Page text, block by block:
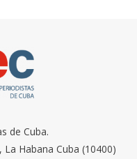
de Cuba.
Habana Cuba (10400)